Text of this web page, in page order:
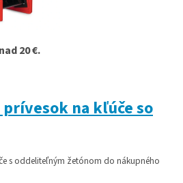
20 €.
na kľúče so
s oddeliteľným žetónom do nákupného